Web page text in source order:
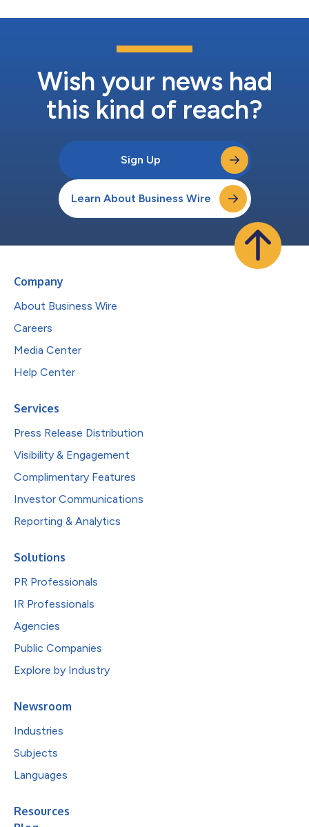
Wish your news had
this kind of reach?
Sign Up
Learn About Business Wire
Company
About Business Wire
Careers
Media Center
Help Center
Services
Press Release Distribution
Visibility & Engagement
Complimentary Features
Investor Communications
Reporting & Analytics
Solutions
PR Professionals
IR Professionals
Agencies
Public Companies
Explore by Industry
Newsroom
Industries
Subjects
Languages
Resources